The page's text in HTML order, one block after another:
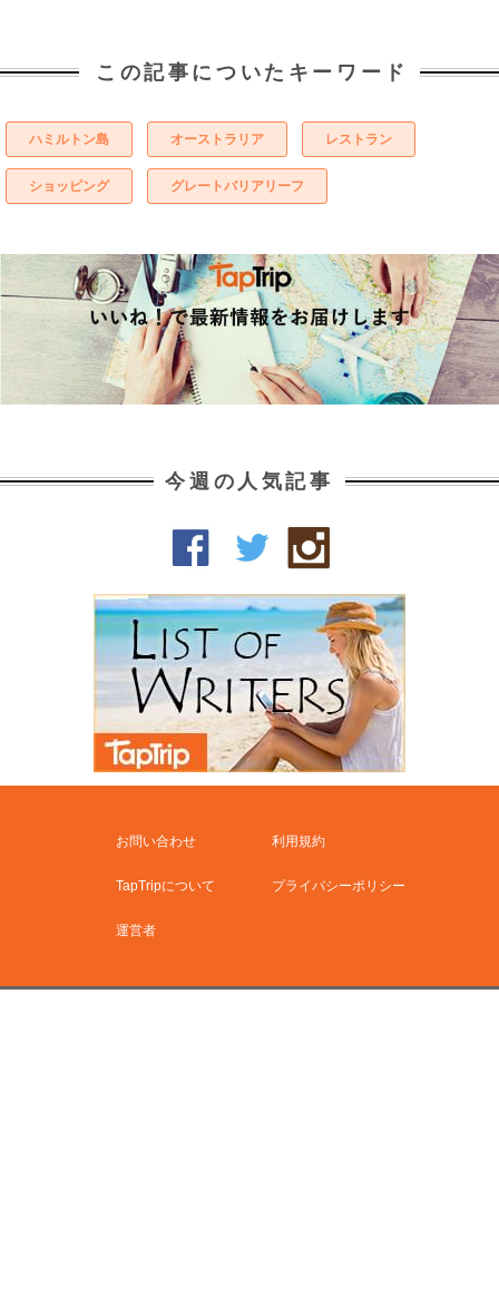
この記事についたキーワード
ハミルトン島 オーストラリア レストラン
ショッピング グレートバリアリーフ
今週の人気記事
お問い合わせ 利用規約
TapTripについて プライバシーポリシー
運営者